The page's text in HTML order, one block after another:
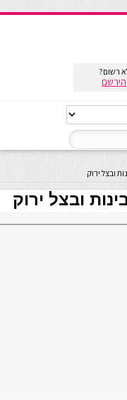
רשום?
הירשם
ובצל ירוק
ובצל ירוק